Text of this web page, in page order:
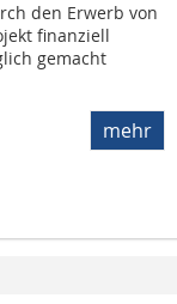
den Erwerb von
finanziell
gemacht
mehr